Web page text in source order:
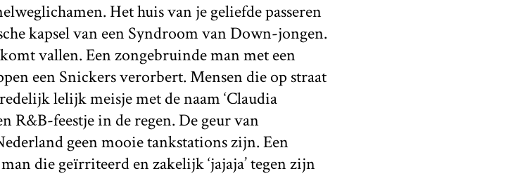
Het huis van je geliefde passeren
kapsel van een Syndroom van Down-jongen.
vallen. Een zongebruinde man met een
een Snickers verorbert. Mensen die op straat
lelijk meisje met de naam ‘Claudia
R&B-feestje in de regen. De geur van
geen mooie tankstations zijn. Een
die geïrriteerd en zakelijk ‘jajaja’ tegen zijn